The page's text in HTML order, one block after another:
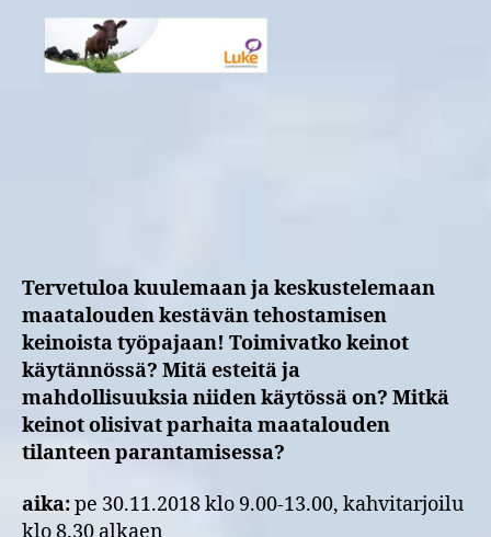
Tervetuloa kuulemaan ja keskustelemaan
maatalouden kestävän tehostamisen
keinoista työpajaan! Toimivatko keinot
käytännössä? Mitä esteitä ja
mahdollisuuksia niiden käytössä on? Mitkä
keinot olisivat parhaita maatalouden
tilanteen parantamisessa?
aika:pe 30.11.2018 klo 9.00-13.00, kahvitarjoilu